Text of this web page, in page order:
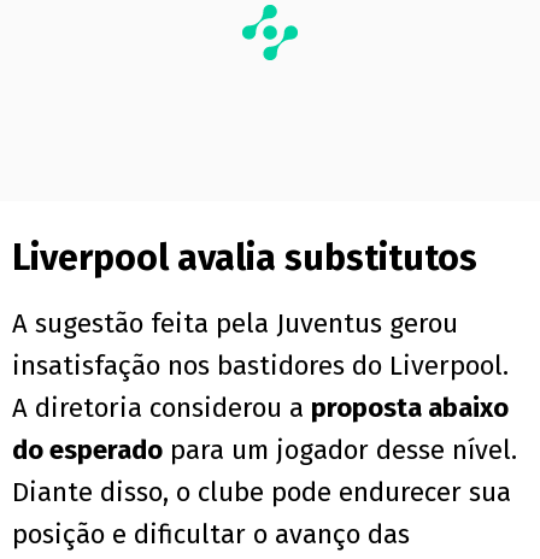
Liverpool avalia substitutos
A sugestão feita pela Juventus gerou
insatisfação nos bastidores do Liverpool.
A diretoria considerou a proposta abaixo
do esperado para um jogador desse nível.
Diante disso, o clube pode endurecer sua
posição e dificultar o avanço das